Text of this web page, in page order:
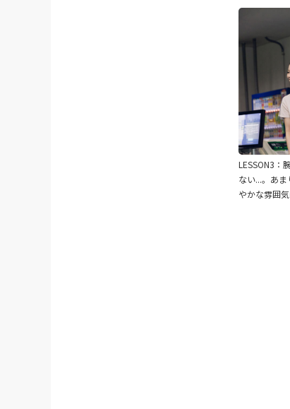
LESSON3：
ない...。あ
やかな雰囲気